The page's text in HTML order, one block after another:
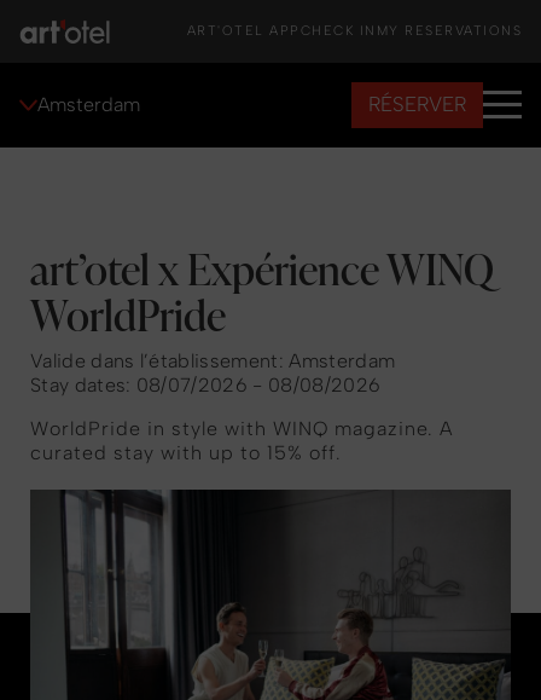
ART'OTEL APP CHECK IN MY RESERVATIONS
Amsterdam RÉSERVER
art’otel x Expérience WINQ
WorldPride
Valide dans l’établissement: Amsterdam
Stay dates: 08/07/2026 - 08/08/2026
WorldPride in style with WINQ magazine. A
curated stay with up to 15% off.